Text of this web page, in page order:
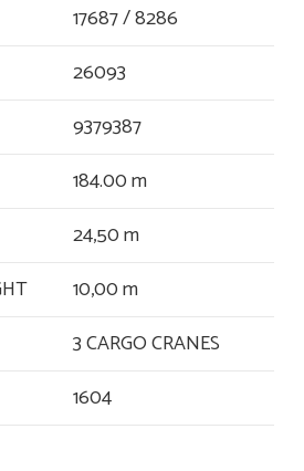
17687 / 8286
26093
9379387
184.00 m
24,50 m
10,00 m
3 CARGO CRANES
1604